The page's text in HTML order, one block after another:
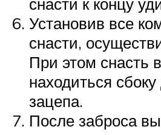
Установив все
снасти,
При этом снасть
находиться
зацепа.
После заброса